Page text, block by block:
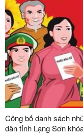
Công bố danh sách
dân tỉnh Lạng Sơn